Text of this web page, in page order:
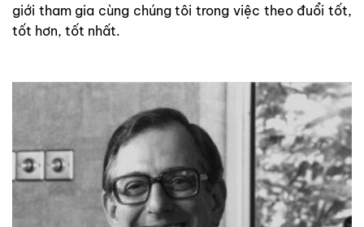
giới tham gia cùng chúng tôi trong việc theo đuổi tốt,
tốt hơn, tốt nhất.